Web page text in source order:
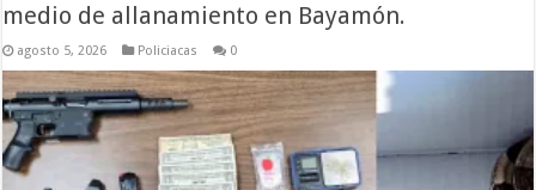
medio de allanamiento en Bayamón.
agosto 5, 2026 Policiacas 0